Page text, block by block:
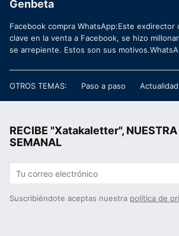
Genbeta
Facebook compra WhatsApp:Este exdirector
clave en la venta a Facebook, se hizo
se arrepiente. Estos son sus
OTROS TEMAS: Paso a paso Actualidad
RECIBE "Xatakaletter",
SEMANAL
Suscribiéndote aceptas nuestra política de